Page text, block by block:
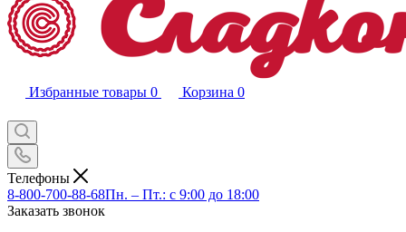
Избранные товары 0 Корзина 0
Телефоны
8-800-700-88-68Пн. – Пт.: с 9:00 до 18:00
Заказать звонок